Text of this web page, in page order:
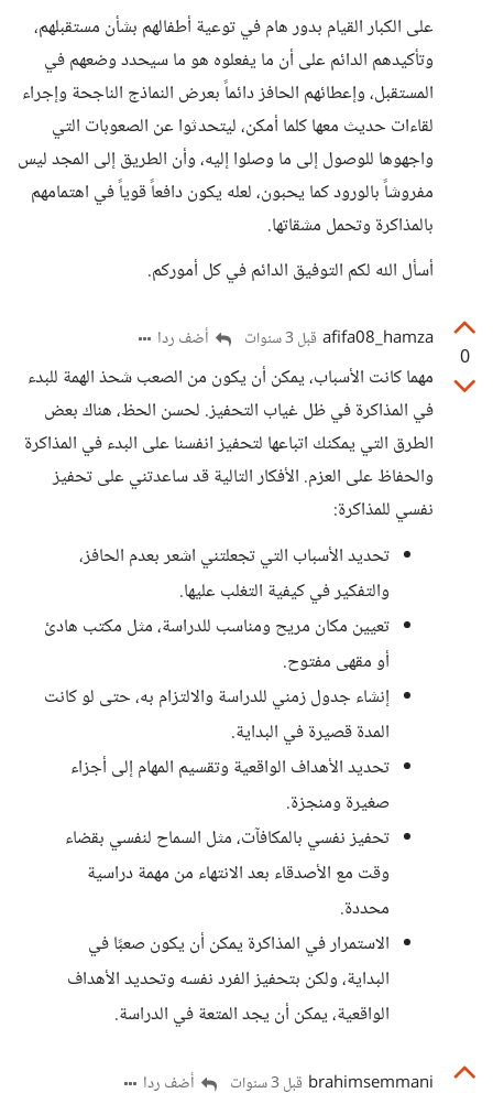
على الكبار القيام بدور هام في توعية أطفالهم بشأن مستقبلهم،
وتأكيدهم الدائم على أن ما يفعلوه هو ما سيحدد وضعهم في
المستقبل، وإعطائهم الحافز دائماً بعرض النماذج الناجحة وإجراء
لقاءات حديث معها كلما أمكن، ليتحدثوا عن الصعوبات التي
واجهوها للوصول إلى ما وصلوا إليه، وأن الطريق إلى المجد ليس
مفروشاً بالورود كما يحبون، لعله يكون دافعاً قوياً في اهتمامهم
بالمذاكرة وتحمل مشقاتها.
أسأل الله لكم التوفيق الدائم في كل أموركم.
0
afifa08_hamza قبل 3 سنوات أضف ردا
مهما كانت الأسباب، يمكن أن يكون من الصعب شحذ الهمة للبدء
في المذاكرة في ظل غياب التحفيز. لحسن الحظ، هناك بعض
الطرق التي يمكنك اتباعها لتحفيز انفسنا على البدء في المذاكرة
والحفاظ على العزم. الأفكار التالية قد ساعدتني على تحفيز
نفسي للمذاكرة:
تحديد الأسباب التي تجعلتني اشعر بعدم الحافز،
والتفكير في كيفية التغلب عليها.
تعيين مكان مريح ومناسب للدراسة، مثل مكتب هادئ
أو مقهى مفتوح.
إنشاء جدول زمني للدراسة والالتزام به، حتى لو كانت
المدة قصيرة في البداية.
تحديد الأهداف الواقعية وتقسيم المهام إلى أجزاء
صغيرة ومنجزة.
تحفيز نفسي بالمكافآت، مثل السماح لنفسي بقضاء
وقت مع الأصدقاء بعد الانتهاء من مهمة دراسية
محددة.
الاستمرار في المذاكرة يمكن أن يكون صعبًا في
البداية، ولكن بتحفيز الفرد نفسه وتحديد الأهداف
الواقعية، يمكن أن يجد المتعة في الدراسة.
brahimsemmani قبل 3 سنوات أضف ردا